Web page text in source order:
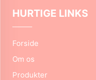
HURTIGE LINKS
Forside
Om os
Produkter